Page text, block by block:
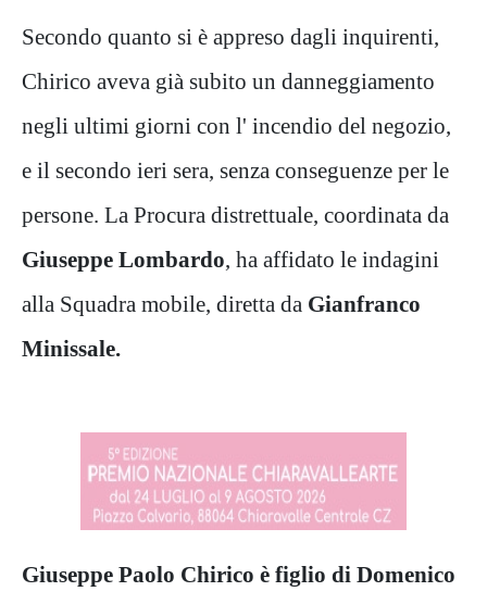
Secondo quanto si è appreso dagli inquirenti,
Chirico aveva già subito un danneggiamento
negli ultimi giorni con l' incendio del negozio,
e il secondo ieri sera, senza conseguenze per le
persone. La Procura distrettuale, coordinata da
Giuseppe Lombardo, ha affidato le indagini
alla Squadra mobile, diretta da Gianfranco
Minissale.
Giuseppe Paolo Chirico è figlio di Domenico